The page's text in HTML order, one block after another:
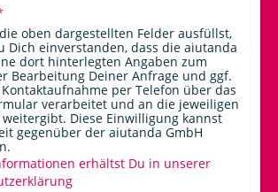
oben dargestellten Felder ausfüllst,
Dich einverstanden, dass die aiutanda
dort hinterlegten Angaben zum
Bearbeitung Deiner Anfrage und ggf.
per Telefon über das
verarbeitet und an die jeweiligen
Diese Einwilligung kannst
gegenüber der aiutanda GmbH
erhältst Du in unserer